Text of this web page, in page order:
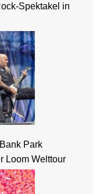
Spektakel in
Park
Loom Welttour